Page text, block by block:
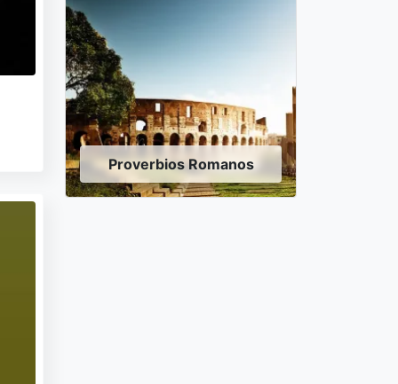
Proverbios Romanos